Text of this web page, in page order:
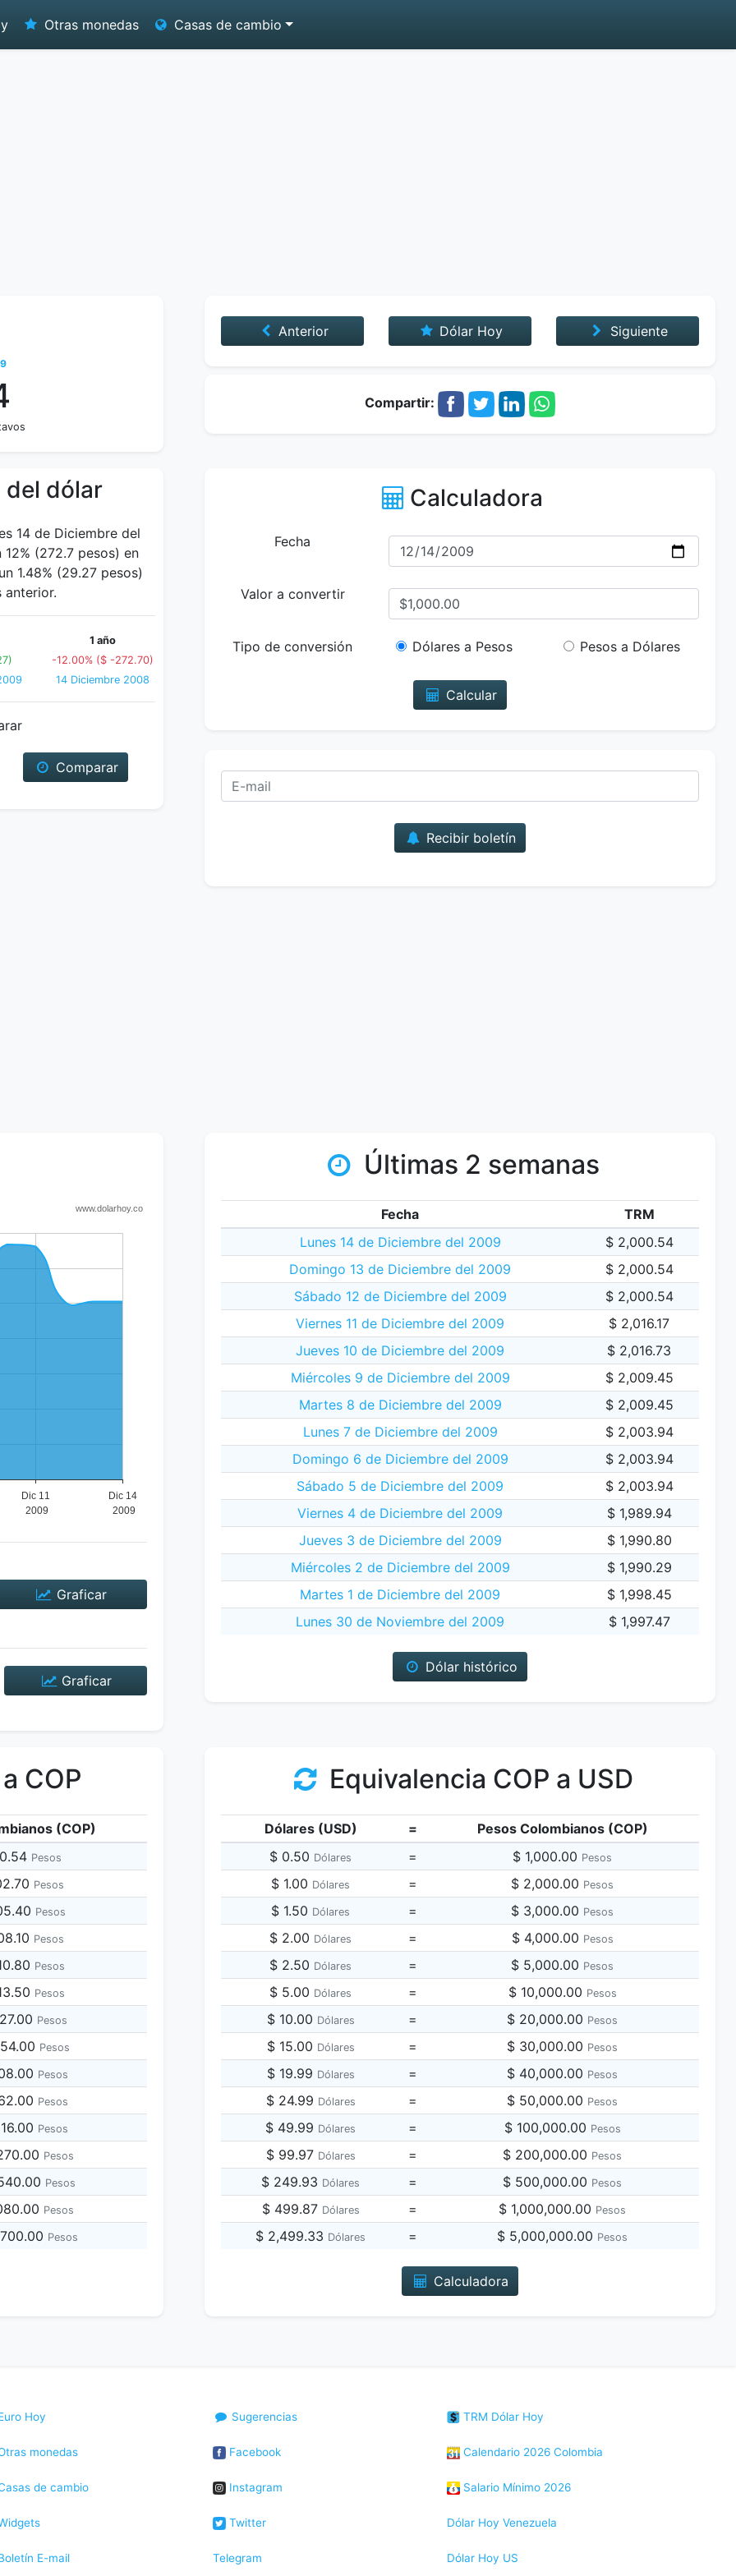
Otras monedas Casas de cambio
Anterior Dólar Hoy Siguiente
Compartir:
del dólar
14 de Diciembre del
(272.7 pesos) en
1.48% (29.27 pesos)
anterior.
1 año
-12.00% ($ -272.70)
14 Diciembre 2008
Comparar
Calculadora
Fecha
Valor a convertir
Tipo de conversión Dólares a Pesos Pesos a Dólares
Calcular
Recibir boletín
Graficar
Graficar
Últimas 2 semanas
Fecha
TRM
Lunes 14 de Diciembre del 2009
$ 2,000.54
Domingo 13 de Diciembre del 2009
$ 2,000.54
Sábado 12 de Diciembre del 2009
$ 2,000.54
Viernes 11 de Diciembre del 2009
$ 2,016.17
Jueves 10 de Diciembre del 2009
$ 2,016.73
Miércoles 9 de Diciembre del 2009
$ 2,009.45
Martes 8 de Diciembre del 2009
$ 2,009.45
Lunes 7 de Diciembre del 2009
$ 2,003.94
Domingo 6 de Diciembre del 2009
$ 2,003.94
Sábado 5 de Diciembre del 2009
$ 2,003.94
Viernes 4 de Diciembre del 2009
$ 1,989.94
Jueves 3 de Diciembre del 2009
$ 1,990.80
Miércoles 2 de Diciembre del 2009
$ 1,990.29
Martes 1 de Diciembre del 2009
$ 1,998.45
Lunes 30 de Noviembre del 2009
$ 1,997.47
Dólar histórico
COP
(COP)
Pesos
Pesos
Pesos
Pesos
Pesos
Pesos
Pesos
Pesos
Pesos
Pesos
Pesos
Pesos
Pesos
Pesos
Pesos
Equivalencia COP a USD
Dólares (USD) =
Pesos Colombianos (COP)
$ 0.50 Dólares = $ 1,000.00 Pesos
$ 1.00 Dólares = $ 2,000.00 Pesos
$ 1.50 Dólares = $ 3,000.00 Pesos
$ 2.00 Dólares = $ 4,000.00 Pesos
$ 2.50 Dólares = $ 5,000.00 Pesos
$ 5.00 Dólares = $ 10,000.00 Pesos
$ 10.00 Dólares = $ 20,000.00 Pesos
$ 15.00 Dólares = $ 30,000.00 Pesos
$ 19.99 Dólares = $ 40,000.00 Pesos
$ 24.99 Dólares = $ 50,000.00 Pesos
$ 49.99 Dólares = $ 100,000.00 Pesos
$ 99.97 Dólares = $ 200,000.00 Pesos
$ 249.93 Dólares = $ 500,000.00 Pesos
$ 499.87 Dólares = $ 1,000,000.00 Pesos
$ 2,499.33 Dólares = $ 5,000,000.00 Pesos
Calculadora
Hoy
monedas
de cambio
E-mail
Sugerencias
Facebook
Instagram
Twitter
Telegram
TRM Dólar Hoy
Calendario 2026 Colombia
Salario Mínimo 2026
Dólar Hoy Venezuela
Dólar Hoy US